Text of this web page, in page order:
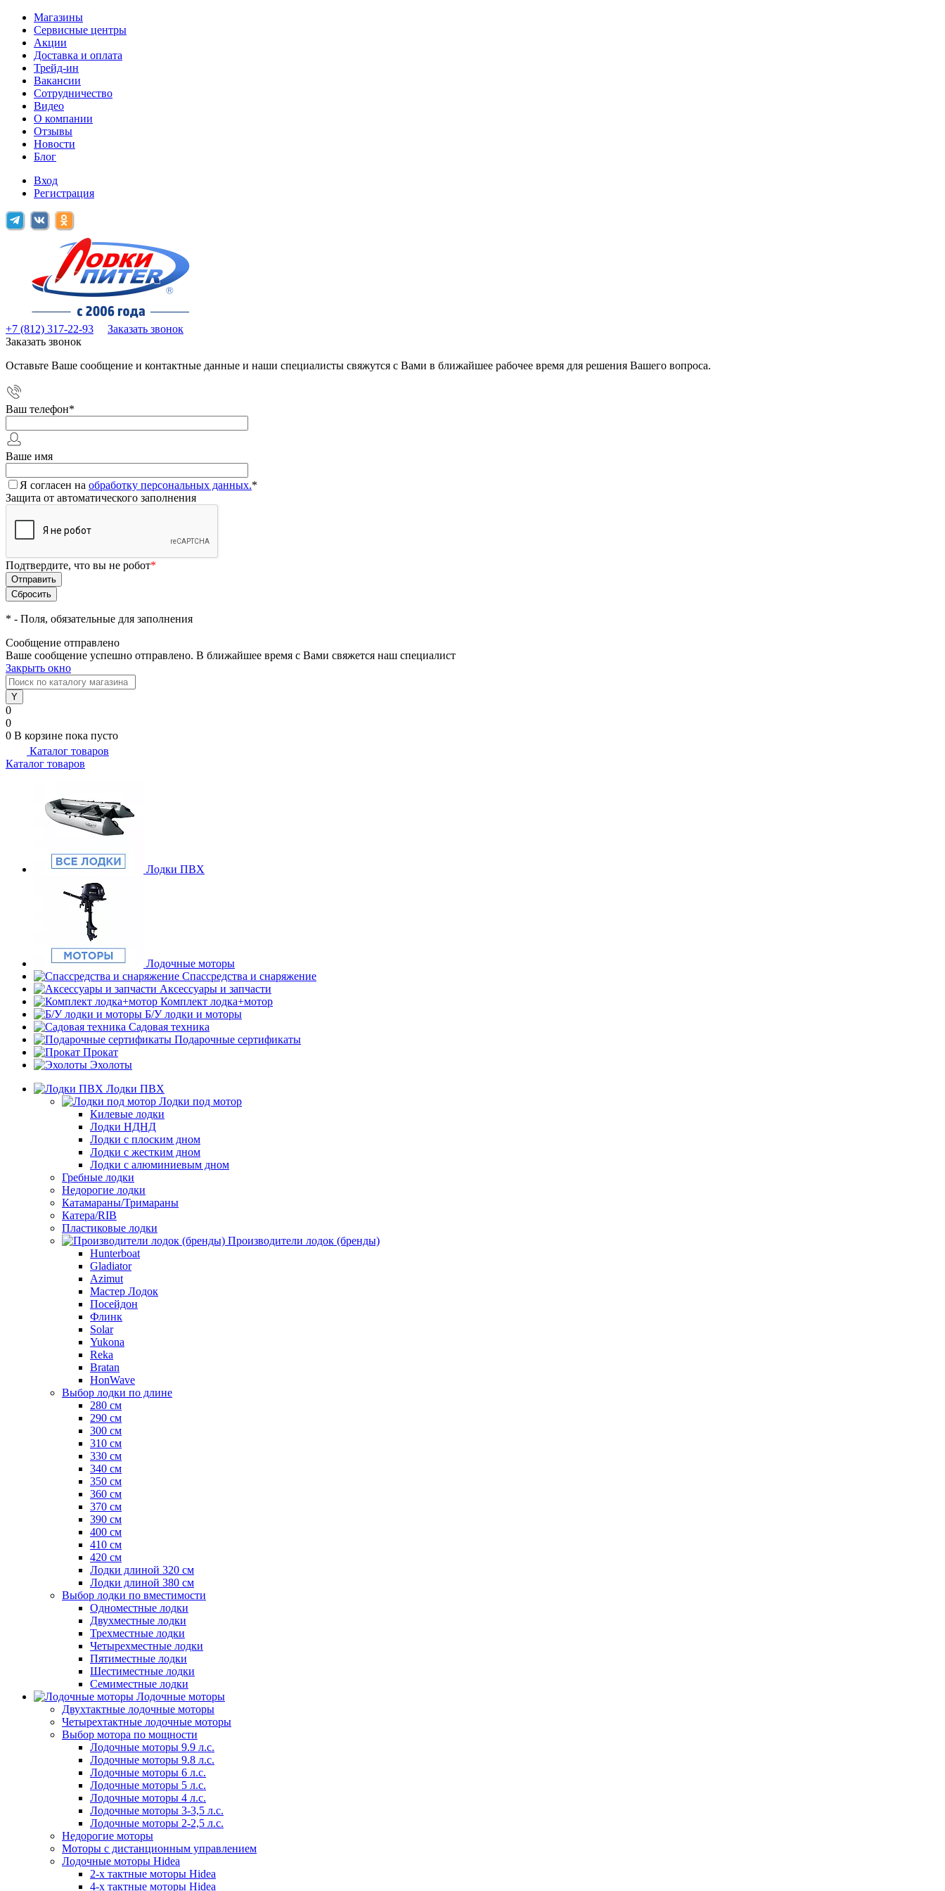
Магазины
Сервисные центры
Акции
Доставка и оплата
Трейд-ин
Вакансии
Сотрудничество
Видео
О компании
Отзывы
Новости
Блог
Вход
Регистрация
+7 (812) 317-22-93
Заказать звонок
Заказать звонок
Оставьте Ваше сообщение и контактные данные и наши специалисты свяжутся с Вами в ближайшее рабочее время для решения Вашего вопроса.
Ваш телефон*
Ваше имя
Я согласен на обработку персональных данных.*
Защита от автоматического заполнения
Подтвердите, что вы не робот*
* - Поля, обязательные для заполнения
Сообщение отправлено
Ваше сообщение успешно отправлено. В ближайшее время с Вами свяжется наш специалист
Закрыть окно
0
0
0 В корзине пока пусто
Каталог товаров
Каталог товаров
Лодки ПВХ
Лодочные моторы
Спассредства и снаряжение
Аксессуары и запчасти
Комплект лодка+мотор
Б/У лодки и моторы
Садовая техника
Подарочные сертификаты
Прокат
Эхолоты
Лодки ПВХ
Лодки под мотор
Килевые лодки
Лодки НДНД
Лодки с плоским дном
Лодки с жестким дном
Лодки с алюминиевым дном
Гребные лодки
Недорогие лодки
Катамараны/Тримараны
Катера/RIB
Пластиковые лодки
Производители лодок (бренды)
Hunterboat
Gladiator
Azimut
Мастер Лодок
Посейдон
Флинк
Solar
Yukona
Reka
Bratan
HonWave
Выбор лодки по длине
280 см
290 см
300 см
310 см
330 см
340 см
350 см
360 см
370 см
390 см
400 см
410 см
420 см
Лодки длиной 320 см
Лодки длиной 380 см
Выбор лодки по вместимости
Одноместные лодки
Двухместные лодки
Трехместные лодки
Четырехместные лодки
Пятиместные лодки
Шестиместные лодки
Семиместные лодки
Лодочные моторы
Двухтактные лодочные моторы
Четырехтактные лодочные моторы
Выбор мотора по мощности
Лодочные моторы 9.9 л.с.
Лодочные моторы 9.8 л.с.
Лодочные моторы 6 л.с.
Лодочные моторы 5 л.с.
Лодочные моторы 4 л.с.
Лодочные моторы 3-3,5 л.с.
Лодочные моторы 2-2,5 л.с.
Недорогие моторы
Моторы с дистанционным управлением
Лодочные моторы Hidea
2-х тактные моторы Hidea
4-х тактные моторы Hidea